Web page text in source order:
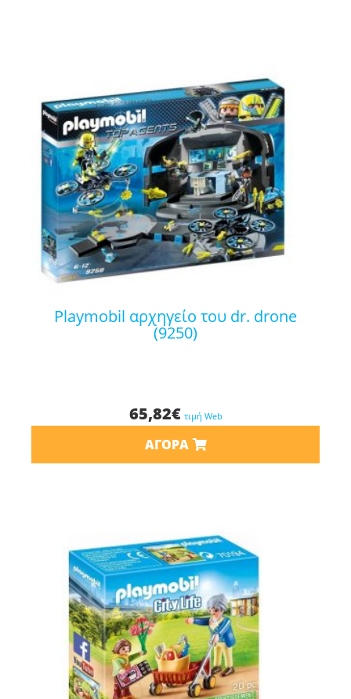
playmobil αρχηγείο του dr. drone
(9250)
65,82€ τιμή Web
ΑΓΟΡΆ